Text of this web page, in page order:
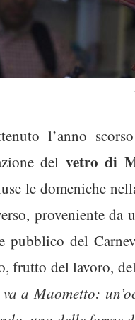
l’anno
del vetro di
le domeniche
proveniente
pubblico del
frutto del lavoro,
a Maometto: